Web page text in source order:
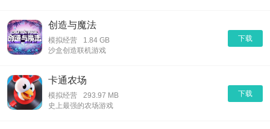
下载
创造与魔法
模拟经营
1.84 GB
沙盒创造联机游戏
下载
卡通农场
模拟经营
293.97 MB
史上最强的农场游戏